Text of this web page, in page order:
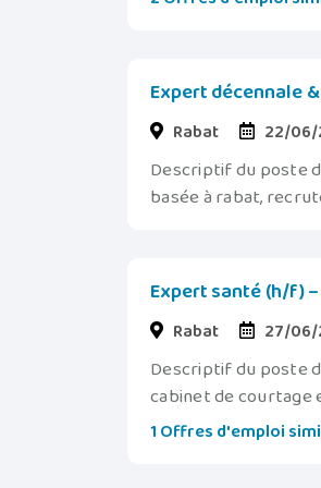
Expert décennale
Rabat 22/
Descriptif du poste
basée à rabat,
Expert santé (h/f)
Rabat 27/
Descriptif du poste
cabinet de courtage
1 Offres d'emploi